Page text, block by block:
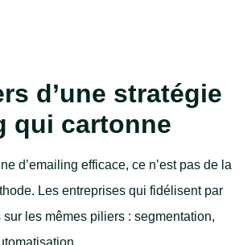
d’une stratégie
qui cartonne
d’emailing efficace, ce n’est pas de la
Les entreprises qui fidélisent par
les mêmes piliers : segmentation,